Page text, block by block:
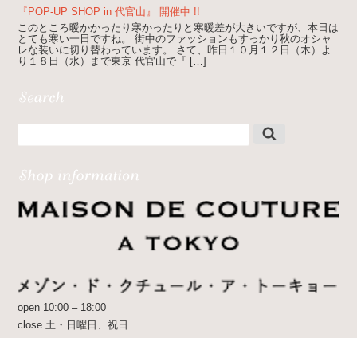
『POP-UP SHOP in 代官山』 開催中 !!
このところ暖かかったり寒かったりと寒暖差が大きいですが、本日は
とても寒い一日ですね。 街中のファッションもすっかり秋のオシャ
レな装いに切り替わっています。 さて、昨日１０月１２日（木）よ
り１８日（水）まで東京 代官山で『 […]
open 10:00 – 18:00
close 土・日曜日、祝日